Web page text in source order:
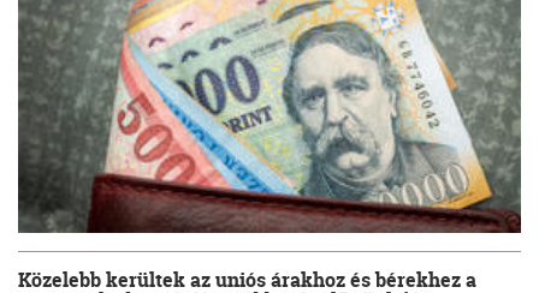
Közelebb kerültek az uniós árakhoz és bérekhez a